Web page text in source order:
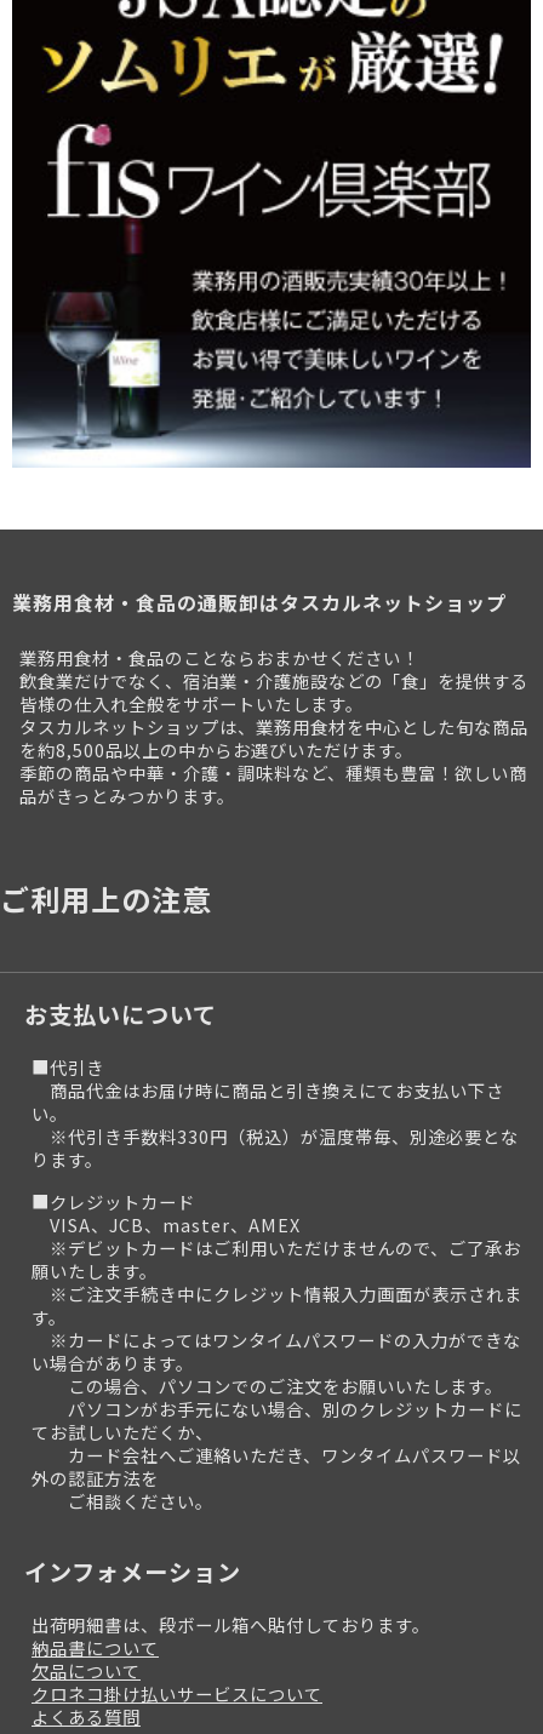
業務用食材・食品の通販卸はタスカルネットショップ
業務用食材・食品のことならおまかせください！
飲食業だけでなく、宿泊業・介護施設などの「食」を提供する
皆様の仕入れ全般をサポートいたします。
タスカルネットショップは、業務用食材を中心とした旬な商品
を約8,500品以上の中からお選びいただけます。
季節の商品や中華・介護・調味料など、種類も豊富！欲しい商
品がきっとみつかります。
ご利用上の注意
お支払いについて
■代引き
商品代金はお届け時に商品と引き換えにてお支払い下さ
い。
※代引き手数料330円（税込）が温度帯毎、別途必要とな
ります。
■クレジットカード
VISA、JCB、master、AMEX
※デビットカードはご利用いただけませんので、ご了承お
願いたします。
※ご注文手続き中にクレジット情報入力画面が表示されま
す。
※カードによってはワンタイムパスワードの入力ができな
い場合があります。
この場合、パソコンでのご注文をお願いいたします。
パソコンがお手元にない場合、別のクレジットカードに
てお試しいただくか、
カード会社へご連絡いただき、ワンタイムパスワード以
外の認証方法を
ご相談ください。
インフォメーション
出荷明細書は、段ボール箱へ貼付しております。
納品書について
欠品について
クロネコ掛け払いサービスについて
よくある質問